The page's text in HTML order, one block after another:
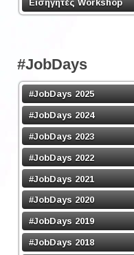
Εισηγητές Workshop
#JobDays
#JobDays 2025
#JobDays 2024
#JobDays 2023
#JobDays 2022
#JobDays 2021
#JobDays 2020
#JobDays 2019
#JobDays 2018